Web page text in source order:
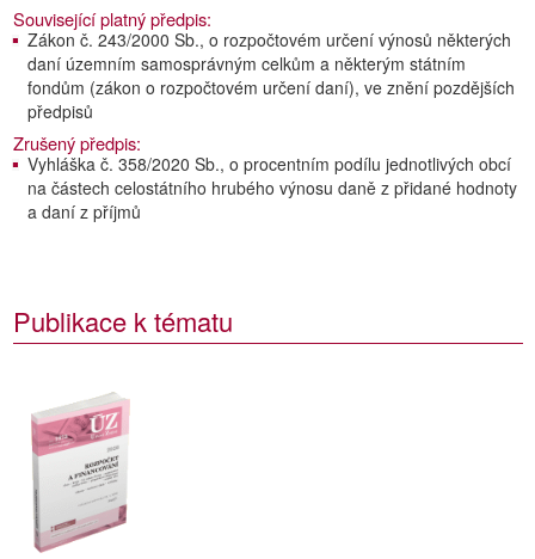
Související platný předpis:
Zákon č. 243/2000 Sb., o rozpočtovém určení výnosů některých
daní územním samosprávným celkům a některým státním
fondům (zákon o rozpočtovém určení daní), ve znění pozdějších
předpisů
Zrušený předpis:
Vyhláška č. 358/2020 Sb., o procentním podílu jednotlivých obcí
na částech celostátního hrubého výnosu daně z přidané hodnoty
a daní z příjmů
Publikace k tématu